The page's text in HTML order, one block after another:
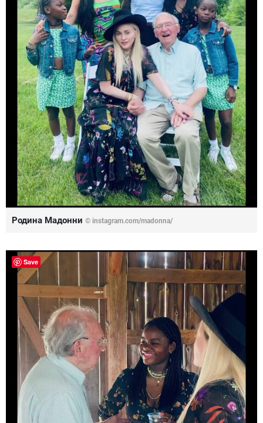
Родина Мадонни © instagram.com/madonna/
Save